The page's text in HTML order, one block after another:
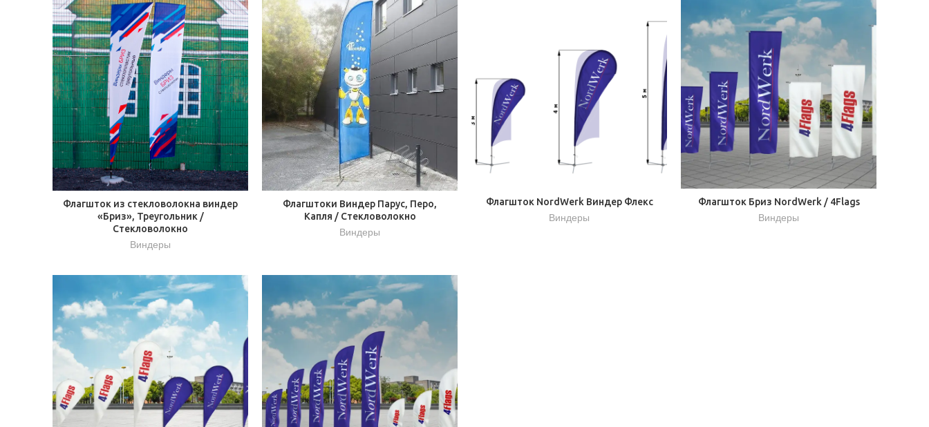
Флагшток из стекловолокна виндер
«Бриз», Треугольник /
Стекловолокно
Виндеры
Флагштоки Виндер Парус, Перо,
Капля / Стекловолокно
Виндеры
Флагшток NordWerk Виндер Флекс
Виндеры
Флагшток Бриз NordWerk / 4Flags
Виндеры